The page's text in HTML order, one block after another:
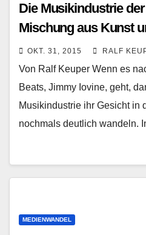
Die Musikindustrie
Mischung aus Kunst
OKT. 31, 2015 RALF
Von Ralf Keuper Wenn es
Beats, Jimmy Iovine, geht,
Musikindustrie ihr Gesicht in
nochmals deutlich wandeln.
MEDIENWANDEL